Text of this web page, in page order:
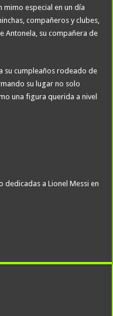
mimo especial en un día
compañeros y clubes,
Antonela, su compañera de
su cumpleaños rodeado de
su lugar no solo
una figura querida a nivel
dedicadas a Lionel Messi en